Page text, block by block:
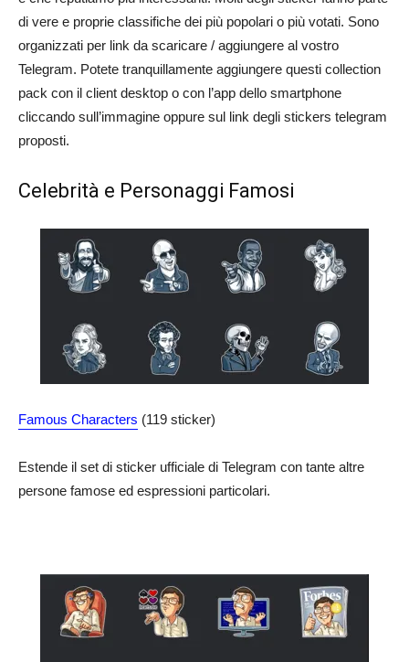
di vere e proprie classifiche dei più popolari o più votati. Sono
organizzati per link da scaricare / aggiungere al vostro
Telegram. Potete tranquillamente aggiungere questi collection
pack con il client desktop o con l’app dello smartphone
cliccando sull’immagine oppure sul link degli stickers telegram
proposti.
Celebrità e Personaggi Famosi
Famous Characters (119 sticker)
Estende il set di sticker ufficiale di Telegram con tante altre
persone famose ed espressioni particolari.